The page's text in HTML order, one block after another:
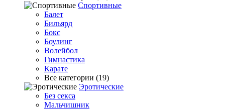
Спортивные
Балет
Бильярд
Бокс
Боулинг
Волейбол
Гимнастика
Карате
Все категории (19)
Эротические
Без секса
Мальчишник